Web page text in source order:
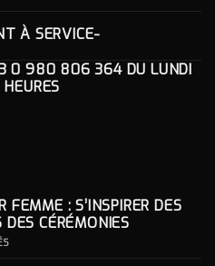
À SERVICE-
0 980 806 364DU LUNDI
FEMME : S’INSPIRER DES
DES CÉRÉMONIES